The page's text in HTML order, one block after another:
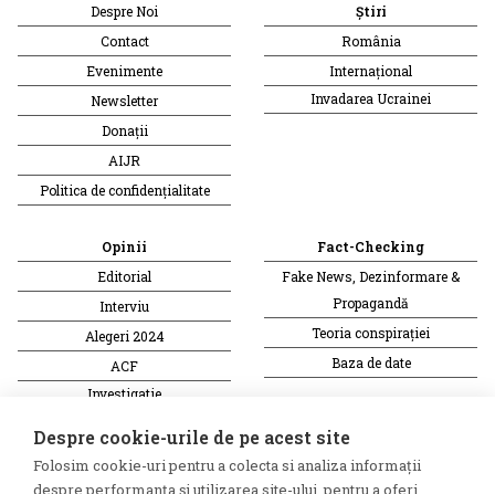
Despre Noi
Contact
Evenimente
Newsletter
Donații
AIJR
Politica de confidențialitate
Știri
România
Internațional
Invadarea Ucrainei
Opinii
Editorial
Interviu
Alegeri 2024
ACF
Investigatie
Fact-Checking
Fake News, Dezinformare &
Propagandă
Teoria conspirației
Baza de date
Monitor media Multimedia
Despre cookie-urile de pe acest site
Folosim cookie-uri pentru a colecta si analiza informații
despre performanța și utilizarea site-ului, pentru a oferi